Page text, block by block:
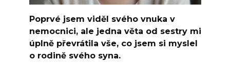
Poprvé jsem viděl svého vnuka v
nemocnici, ale jedna věta od sestry mi
úplně převrátila vše, co jsem si myslel
o rodině svého syna.